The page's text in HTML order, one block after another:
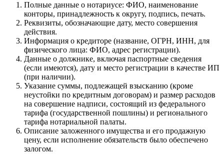
Полные данные о нотариусе: ФИО, наименование
конторы, принадлежность к округу, подпись, печать.
Реквизиты, обозначающие дату, место совершения
действия.
Информация о кредиторе (название, ОГРН, ИНН, для
физического лица: ФИО, адрес регистрации).
Данные о должнике, включая паспортные сведения
(если имеются), дату и место регистрации в качестве ИП
(при наличии).
Указание суммы, подлежащей взысканию (кроме
неустойки по кредитным договорам) и размер расходов
на совершение надписи, состоящий из федерального
тарифа (государственной пошлины) и регионального
тарифа нотариальной палаты.
Описание заложенного имущества и его продажную
цену, если исполнение обязательств было обеспечено
залогом.